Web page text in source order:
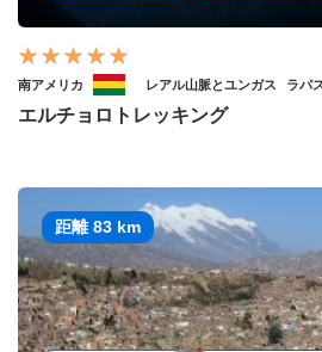
南アメリカ レアル山脈とユンガス ラパ
エルチョロトレッキング
距離 83 km